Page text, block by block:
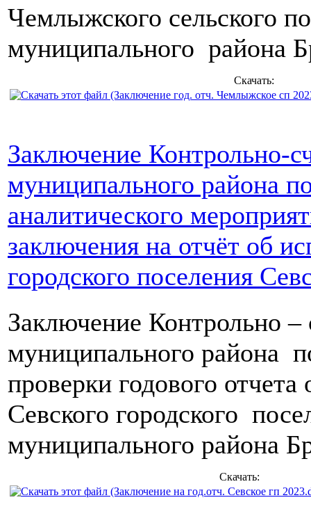
Чемлыжского сельского
муниципального района
Скачать:
Заключение Контрольно-
муниципального района
аналитического
заключения на отчёт об
городского поселения
Заключение Контрольно –
муниципального района
проверки годового
Севского городского
муниципального района
Скачать: